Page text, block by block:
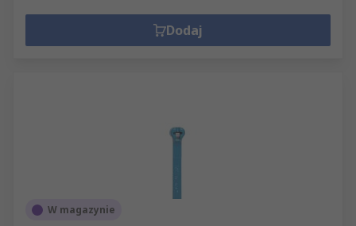
Dodaj
W magazynie